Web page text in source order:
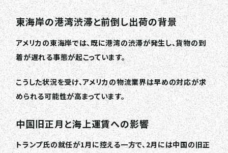
東海岸の港湾渋滞と前倒し出荷の背景
アメリカの東海岸では、既に港湾の渋滞が発生し、貨物の到
着が遅れる事態が起こっています。
こうした状況を受け、アメリカの物流業界は早めの対応が求
められる可能性が高まっています。
中国旧正月と海上運賃への影響
トランプ氏の就任が1月に控える一方で、2月には中国の旧正